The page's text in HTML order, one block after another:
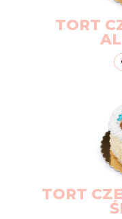
TORT
TORT